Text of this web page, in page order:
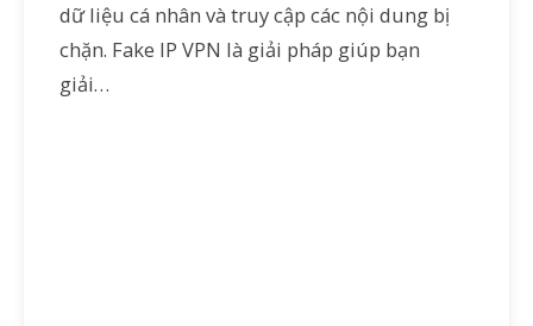
dữ liệu cá nhân và truy cập các nội dung bị
chặn. Fake IP VPN là giải pháp giúp bạn
giải…